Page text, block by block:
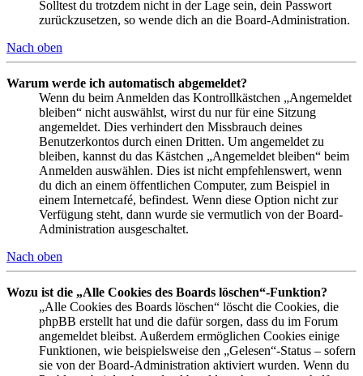
Solltest du trotzdem nicht in der Lage sein, dein Passwort
zurückzusetzen, so wende dich an die Board-Administration.
Nach oben
Warum werde ich automatisch abgemeldet?
Wenn du beim Anmelden das Kontrollkästchen „Angemeldet
bleiben“ nicht auswählst, wirst du nur für eine Sitzung
angemeldet. Dies verhindert den Missbrauch deines
Benutzerkontos durch einen Dritten. Um angemeldet zu
bleiben, kannst du das Kästchen „Angemeldet bleiben“ beim
Anmelden auswählen. Dies ist nicht empfehlenswert, wenn
du dich an einem öffentlichen Computer, zum Beispiel in
einem Internetcafé, befindest. Wenn diese Option nicht zur
Verfügung steht, dann wurde sie vermutlich von der Board-
Administration ausgeschaltet.
Nach oben
Wozu ist die „Alle Cookies des Boards löschen“-Funktion?
„Alle Cookies des Boards löschen“ löscht die Cookies, die
phpBB erstellt hat und die dafür sorgen, dass du im Forum
angemeldet bleibst. Außerdem ermöglichen Cookies einige
Funktionen, wie beispielsweise den „Gelesen“-Status – sofern
sie von der Board-Administration aktiviert wurden. Wenn du